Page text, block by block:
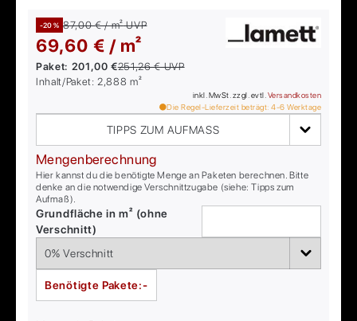
-20 % 87,00 € / m²UVP
69,60 € / m²
Paket: 201,00 €251,26 €UVP
Inhalt/Paket:2,888 m²
inkl. MwSt. zzgl. evtl. Versandkosten
Die Regel-Lieferzeit beträgt: 4-6 Werktage
TIPPS ZUM AUFMASS
Mengenberechnung
Hier kannst du die benötigte Menge an Paketen berechnen. Bitte
denke an die notwendige Verschnittzugabe (siehe: Tipps zum
Aufmaß).
Grundfläche in m² (ohne
Verschnitt)
Benötigte Pakete:-